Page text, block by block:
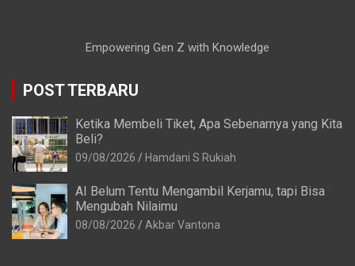
Empowering Gen Z with Knowledge
POST TERBARU
Ketika Membeli Tiket, Apa Sebenarnya yang Kita
Beli?
09/08/2026 Hamdani S Rukiah
AI Belum Tentu Mengambil Kerjamu, tapi Bisa
Mengubah Nilaimu
08/08/2026 Akbar Vantona